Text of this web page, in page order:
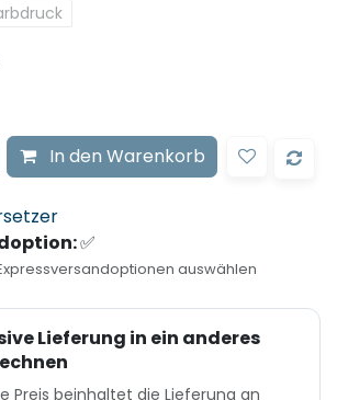
In den Warenkorb
✅
auswählen
Lieferung in ein anderes
Preis beinhaltet die Lieferung an